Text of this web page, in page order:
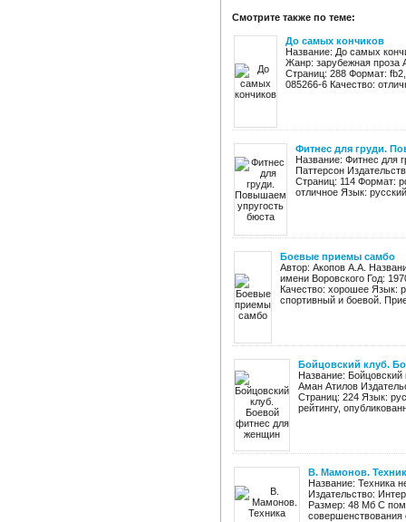
Смотрите также по теме:
До самых кончиков
Название: До самых
Жанр: зарубежная проза
Страниц: 288 Формат:
085266-6 Качество:
Фитнес для груди.
Название: Фитнес для
Паттерсон
Страниц: 114 Формат:
отличное Язык:
Боевые приемы самбо
Автор: Акопов А.А.
имени Воровского Год:
Качество: хорошее Язык:
спортивный и боевой.
Бойцовский клуб.
Название:
Аман Атилов
Страниц: 224 Язык:
рейтингу,
В. Мамонов.
Название: Техника
Издательство:
Размер: 48 Мб С
совершенствования